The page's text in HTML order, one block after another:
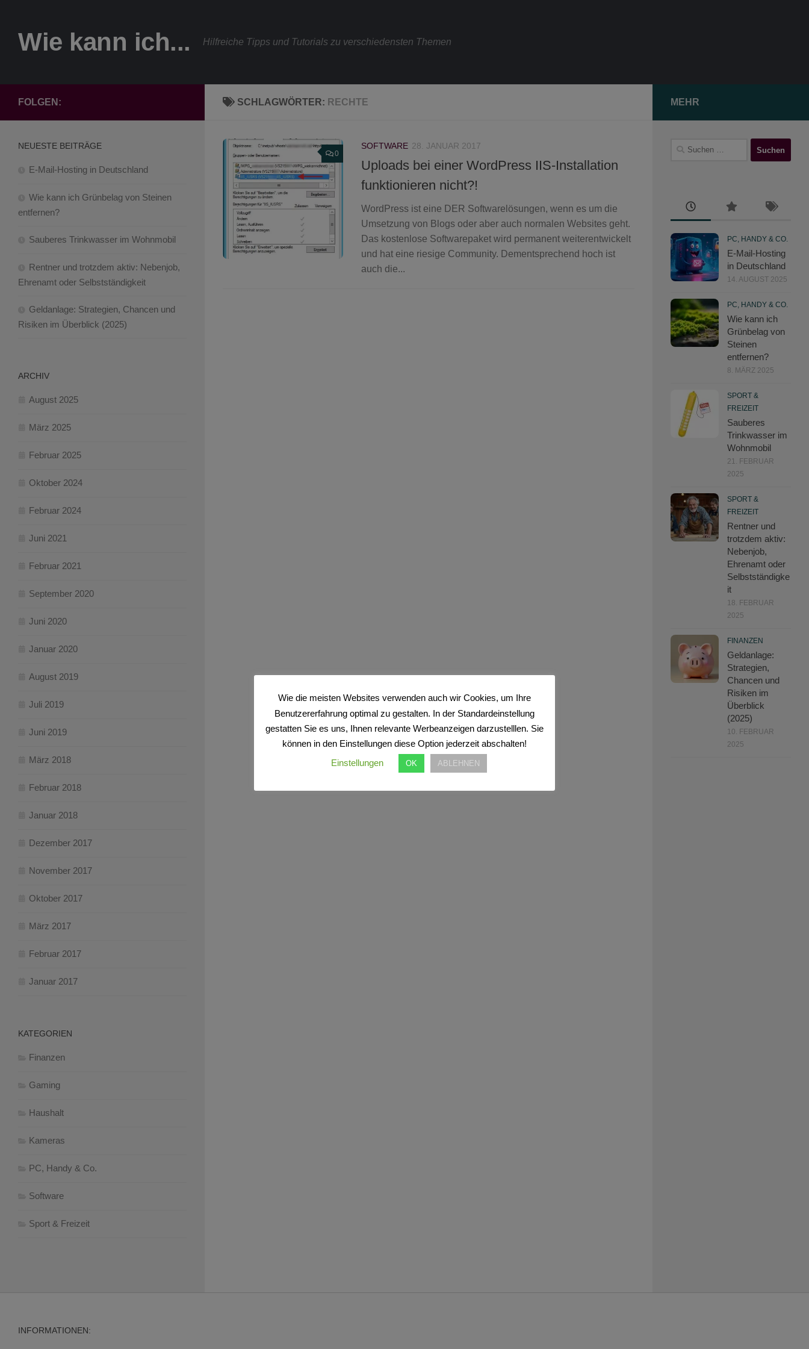
Wie kann ich... Hilfreiche Tipps und Tutorials zu verschiedensten Themen
SCHLAGWÖRTER: RECHTE
0
SOFTWARE 28. JANUAR 2017
Uploads bei einer WordPress IIS-Installation
funktionieren nicht?!
WordPress ist eine DER Softwarelösungen, wenn es um die
Umsetzung von Blogs oder aber auch normalen Websites geht.
Das kostenlose Softwarepaket wird permanent weiterentwickelt
und hat eine riesige Community. Dementsprechend hoch ist
auch die...
FOLGEN:
NEUESTE BEITRÄGE
E-Mail-Hosting in Deutschland
Wie kann ich Grünbelag von Steinen
entfernen?
Sauberes Trinkwasser im Wohnmobil
Rentner und trotzdem aktiv: Nebenjob,
Ehrenamt oder Selbstständigkeit
Geldanlage: Strategien, Chancen und
Risiken im Überblick (2025)
ARCHIV
August 2025
März 2025
Februar 2025
Oktober 2024
Februar 2024
Juni 2021
Februar 2021
September 2020
Juni 2020
Januar 2020
August 2019
Juli 2019
Juni 2019
März 2018
Februar 2018
Januar 2018
Dezember 2017
November 2017
Oktober 2017
März 2017
Februar 2017
Januar 2017
KATEGORIEN
Finanzen
Gaming
Haushalt
Kameras
PC, Handy & Co.
Software
Sport & Freizeit
MEHR
Suchen
PC, HANDY & CO.
E-Mail-Hosting
in Deutschland
14. AUGUST 2025
PC, HANDY & CO.
Wie kann ich
Grünbelag von
Steinen
entfernen?
8. MÄRZ 2025
SPORT &
FREIZEIT
Sauberes
Trinkwasser im
Wohnmobil
21. FEBRUAR
2025
SPORT &
FREIZEIT
Rentner und
trotzdem aktiv:
Nebenjob,
Ehrenamt oder
Selbstständigke
it
18. FEBRUAR
2025
FINANZEN
Geldanlage:
Strategien,
Chancen und
Risiken im
Überblick
(2025)
10. FEBRUAR
2025
INFORMATIONEN:
Wie die meisten Websites verwenden auch wir Cookies, um Ihre
Benutzererfahrung optimal zu gestalten. In der Standardeinstellung
gestatten Sie es uns, Ihnen relevante Werbeanzeigen darzustelllen. Sie
können in den Einstellungen diese Option jederzeit abschalten!
Einstellungen
OK ABLEHNEN